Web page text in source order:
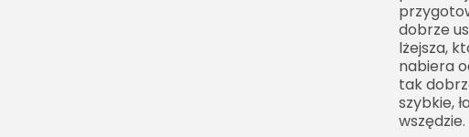
dobrze
lżejsza,
nabiera
tak
szybkie,
wszędzie.